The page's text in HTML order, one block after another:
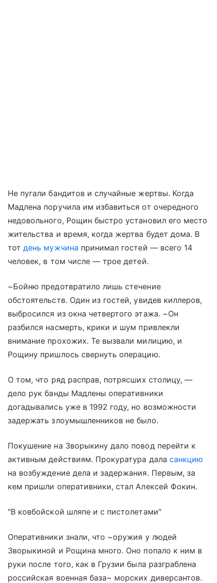
Не пугали бандитов и случайные жертвы. Когда
Мадлена поручила им избавиться от очередного
недовольного, Рощин быстро установил его место
жительства и время, когда жертва будет дома. В
тотдень мужчина принимал гостей — всего 14
человек, в том числе — трое детей.
~Бойню предотвратило лишь стечение
обстоятельств. Один из гостей, увидев киллеров,
выбросился из окна четвертого этажа. ~Он
разбился насмерть, крики и шум привлекли
внимание прохожих. Те вызвали милицию, и
Рощину пришлось свернуть операцию.
О том, что ряд расправ, потрясших столицу, —
дело рук банды Мадлены оперативники
догадывались уже в 1992 году, но возможности
задержать злоумышленников не было.
Покушение на Зворыкину дало повод перейти к
активным действиям. Прокуратура дала санкцию
на возбуждение дела и задержания. Первым, за
кем пришли оперативники, стал Алексей Фокин.
"В ковбойской шляпе и с пистолетами"
Оперативники знали, что ~оружия у людей
Зворыкиной и Рощина много. Оно попало к ним в
руки после того, как в Грузии была разграблена
российская военная база~ морских диверсантов.